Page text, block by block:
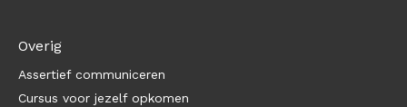
Overig
Assertief communiceren
Cursus voor jezelf opkomen